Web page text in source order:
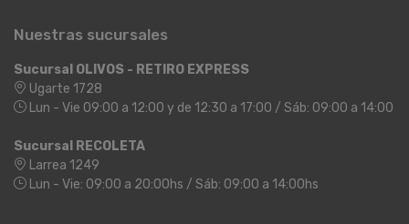
Nuestras sucursales
Sucursal OLIVOS - RETIRO EXPRESS
Ugarte 1728
Lun - Vie 09:00 a 12:00 y de 12:30 a 17:00 / Sáb: 09:00 a 14:00
Sucursal RECOLETA
Larrea 1249
Lun - Vie: 09:00 a 20:00hs / Sáb: 09:00 a 14:00hs